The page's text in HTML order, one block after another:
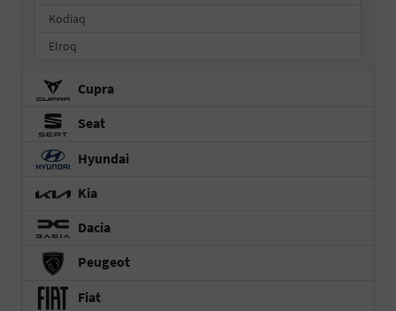
Kodiaq
Elroq
Cupra
Seat
Hyundai
Kia
Dacia
Peugeot
Fiat